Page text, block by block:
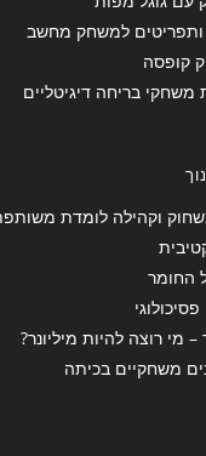
ותפריטים למשחק מחשב
קופסה
משחקי בריחה דיגיטליים
החומר
מי רוצה להיות מיליונר?
משחקיים בכיתה